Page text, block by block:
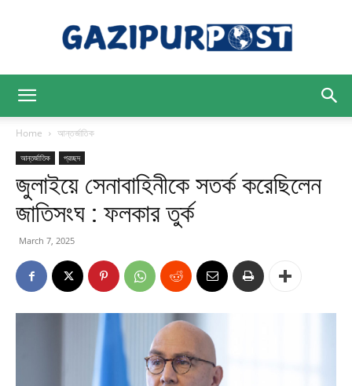
Post
Home আন্তর্জাতিক
আন্তর্জাতিক প্রচ্ছদ
জুলাইয়ে সেনাবাহিনীকে সতর্ক করেছিলেন
জাতিসংঘ : ফলকার তুর্ক
March 7, 2025